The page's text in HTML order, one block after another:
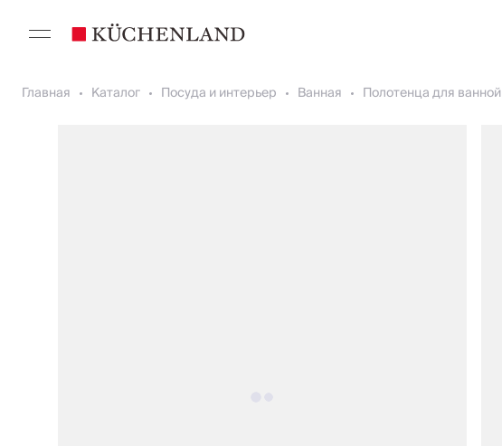
Главная Каталог Посуда и интерьер Ванная Полотенца для ванной